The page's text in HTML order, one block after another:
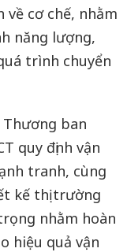
về cơ chế, nhằm
năng lượng,
trình chuyển
Thương ban
quy định vận
tranh, cùng
kế thị trường
nhằm hoàn
hiệu quả vận